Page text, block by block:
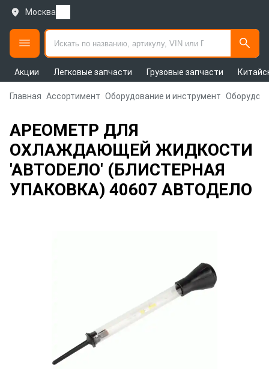
Москва
Акции Легковые запчасти Грузовые запчасти
Главная Ассортимент Оборудование и инструмент
АРЕОМЕТР ДЛЯ
ОХЛАЖДАЮЩЕЙ ЖИДКОСТИ
'АВТОDЕЛО' (БЛИСТЕРНАЯ
УПАКОВКА) 40607 АВТОДЕЛО